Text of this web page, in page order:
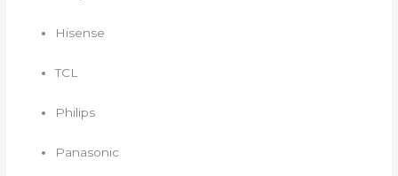
Hisense
TCL
Philips
Panasonic